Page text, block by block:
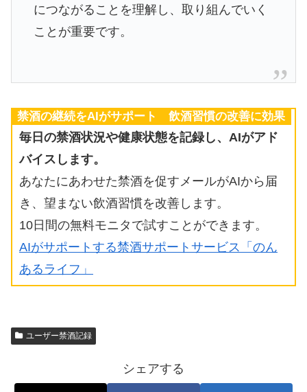
につながることを理解し、取り組んでいく
ことが重要です。
禁酒の継続をAIがサポート 飲酒習慣の改善に効果
毎日の禁酒状況や健康状態を記録し、AIがアド
バイスします。
あなたにあわせた禁酒を促すメールがAIから届
き、望まない飲酒習慣を改善します。
10日間の無料モニタで試すことができます。
AIがサポートする禁酒サポートサービス「のん
あるライフ」
ユーザー禁酒記録
シェアする